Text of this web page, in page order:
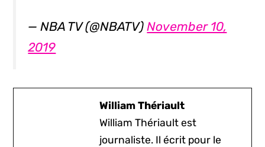
— NBA TV (@NBATV)November 10,
2019
William Thériault
William Thériault est
journaliste. Il écrit pour le